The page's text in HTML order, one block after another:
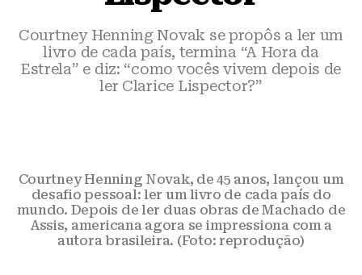
Courtney Henning Novak se propôs a ler um
livro de cada país, termina “A Hora da
Estrela” e diz: “como vocês vivem depois de
ler Clarice Lispector?”
Courtney Henning Novak, de 45 anos, lançou um
desafio pessoal: ler um livro de cada país do
mundo. Depois de ler duas obras de Machado de
Assis, americana agora se impressiona com a
autora brasileira. (Foto: reprodução)